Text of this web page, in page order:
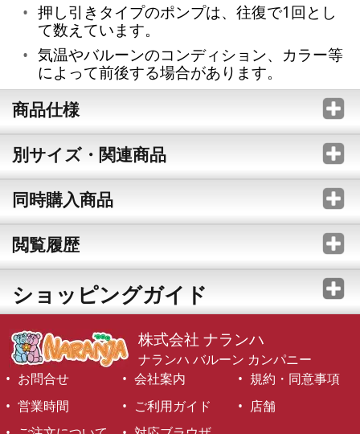
押し引きタイプのポンプは、往復で1回とし
て数えています。
気温やバルーンのコンディション、カラー等
によって前後する場合があります。
商品仕様
別サイズ・関連商品
同時購入商品
閲覧履歴
ショッピングガイド
株式会社 ナランハ
ナランハ バルーン カンパニー
お問合せ
会社案内
規約・同意事項
営業時間
ご利用ガイド
店舗